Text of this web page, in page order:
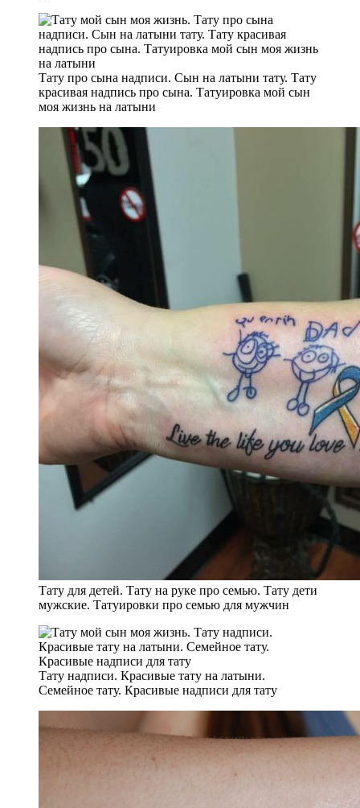
Тату про сына надписи. Сын на латыни тату. Тату
красивая надпись про сына. Татуировка мой сын
моя жизнь на латыни
Тату для детей. Тату на руке про семью. Тату дети
мужские. Татуировки про семью для мужчин
Тату надписи. Красивые тату на латыни.
Семейное тату. Красивые надписи для тату